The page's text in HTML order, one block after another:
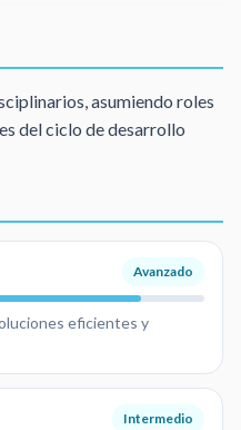
asumiendo roles
del ciclo de desarrollo
Avanzado
eficientes y
Intermedio